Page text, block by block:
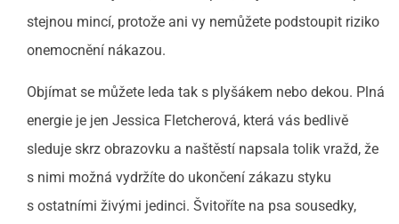
stejnou mincí, protože ani vy nemůžete podstoupit riziko
onemocnění nákazou.
Objímat se můžete leda tak s plyšákem nebo dekou. Plná
energie je jen Jessica Fletcherová, která vás bedlivě
sleduje skrz obrazovku a naštěstí napsala tolik vražd, že
s nimi možná vydržíte do ukončení zákazu styku
s ostatními živými jedinci. Švitoříte na psa sousedky,